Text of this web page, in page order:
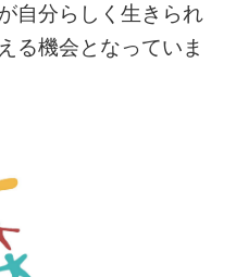
自分らしく生きられ
る機会となっていま